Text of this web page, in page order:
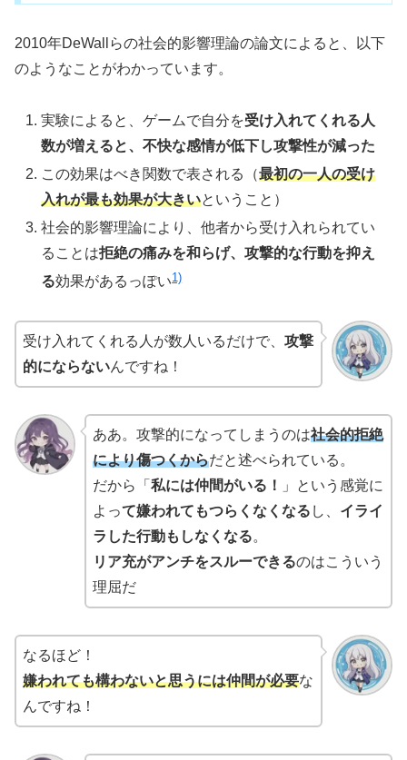
2010年DeWallらの社会的影響理論の論文によると、以下
のようなことがわかっています。
実験によると、ゲームで自分を受け入れてくれる人
数が増えると、不快な感情が低下し攻撃性が減った
この効果はべき関数で表される（最初の一人の受け
入れが最も効果が大きいということ）
社会的影響理論により、他者から受け入れられてい
ることは拒絶の痛みを和らげ、攻撃的な行動を抑え
る効果があるっぽい1)
受け入れてくれる人が数人いるだけで、 攻撃
的にならないんですね！
ああ。攻撃的になってしまうのは社会的拒絶
により傷つくからだと述べられている。
だから「 私には仲間がいる！
」という感覚に
よって嫌われてもつらくなくなる し、 イライ
ラした行動もしなくなる。
リア充がアンチをスルーできるのはこういう
理屈だ
なるほど！
嫌われても構わないと思うには仲間が必要な
んですね！